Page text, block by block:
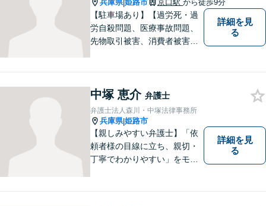
兵庫県|姫路市 京口駅 から徒歩9分
【駐車場あり】【過労死・過
労自殺問題、医療事故問題、
先物取引被害、消費者被害、
い社会になるためのお力にな
ることができればと考えてい
ます。 お気軽にご相談くださ
い。
詳細を見
る
中塚 恵介 弁護士
弁護士法人森川・中塚法律事務所
兵庫県|姫路市
【親しみやすい弁護士】「依
頼者様の目線に立ち、親切・
丁寧でわかりやすい」をモッ
詳細を見
る